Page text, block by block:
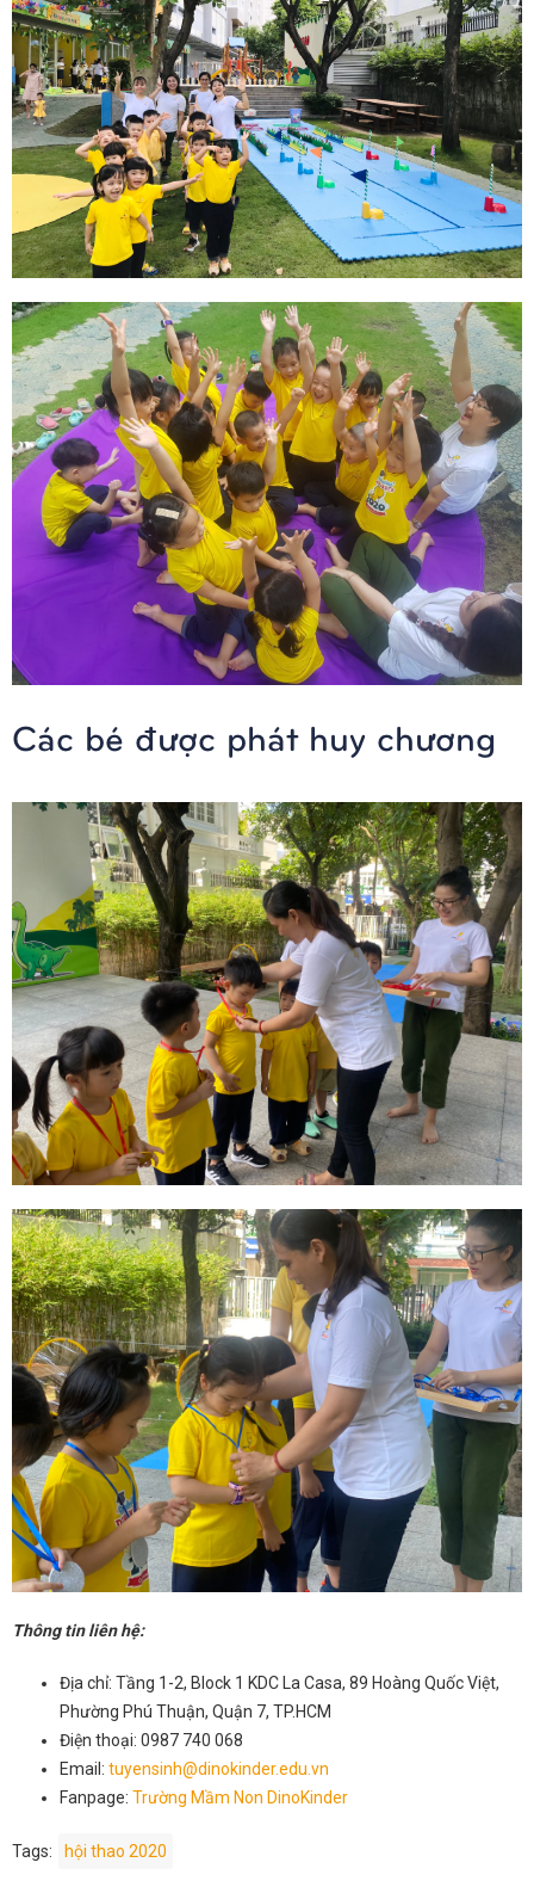
Các bé được phát huy chương
Thông tin liên hệ:
Địa chỉ: Tầng 1-2, Block 1 KDC La Casa, 89 Hoàng Quốc Việt,
Phường Phú Thuận, Quận 7, TP.HCM
Điện thoại: 0987 740 068
Email: tuyensinh@dinokinder.edu.vn
Fanpage: Trường Mầm Non DinoKinder
Tags: hội thao 2020